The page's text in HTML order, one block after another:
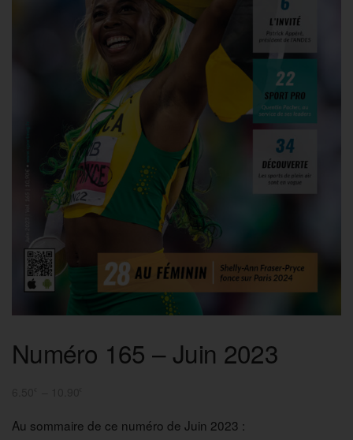
Numéro 165 – Juin 2023
Au sommaire de ce numéro de Juin 2023 :